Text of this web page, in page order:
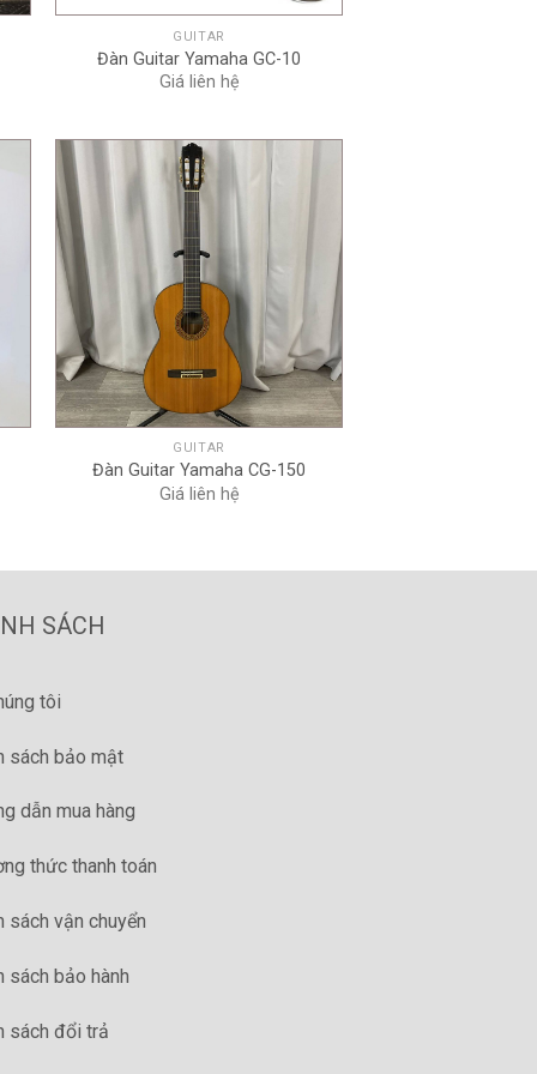
GUITAR
Đàn Guitar Yamaha GC-10
Giá liên hệ
+
GUITAR
Đàn Guitar Yamaha CG-150
Giá liên hệ
SÁCH
tôi
sách bảo mật
dẫn mua hàng
thức thanh toán
sách vận chuyển
sách bảo hành
sách đổi trả